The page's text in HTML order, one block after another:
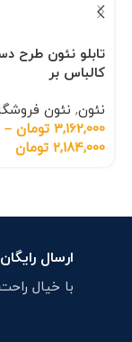
تابلو نئون طرح
کالباس بر
نئون, نئون
3,162,000 تومان –
2,184,000 تومان
ارسال
با خیال